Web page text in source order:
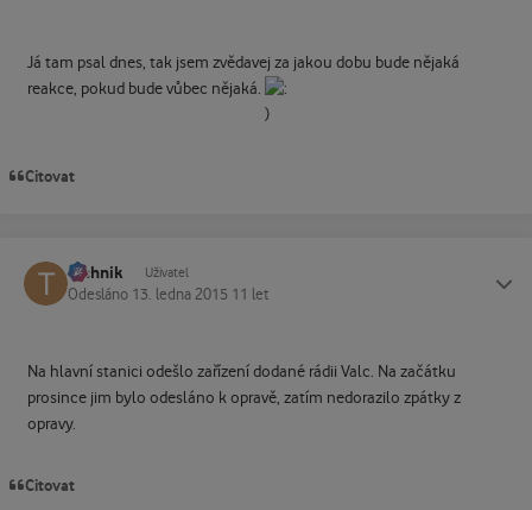
Já tam psal dnes, tak jsem zvědavej za jakou dobu bude nějaká
reakce, pokud bude vůbec nějaká.
Citovat
technik Uživatel
Odesláno 13. ledna 2015 11 let
Na hlavní stanici odešlo zařízení dodané rádii Valc. Na začátku
prosince jim bylo odesláno k opravě, zatím nedorazilo zpátky z
opravy.
Citovat